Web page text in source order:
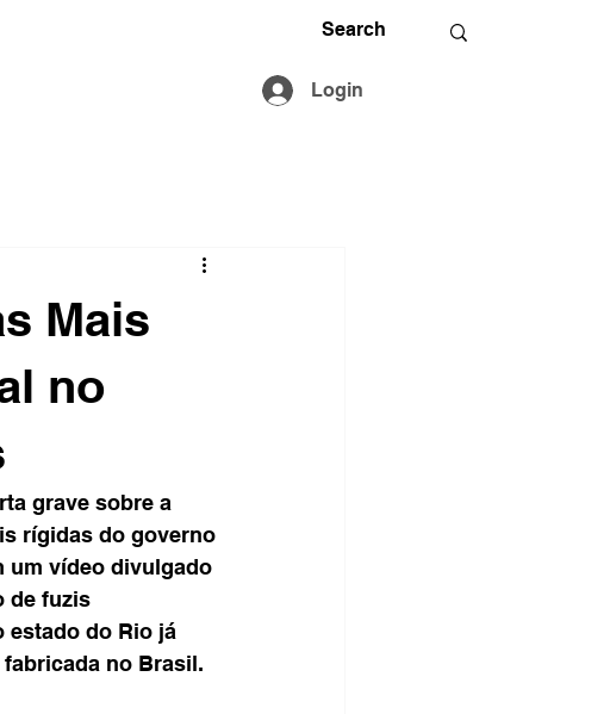
Login
Mais
no
grave sobre a
rígidas do governo
um vídeo divulgado
de fuzis
estado do Rio já
no Brasil.